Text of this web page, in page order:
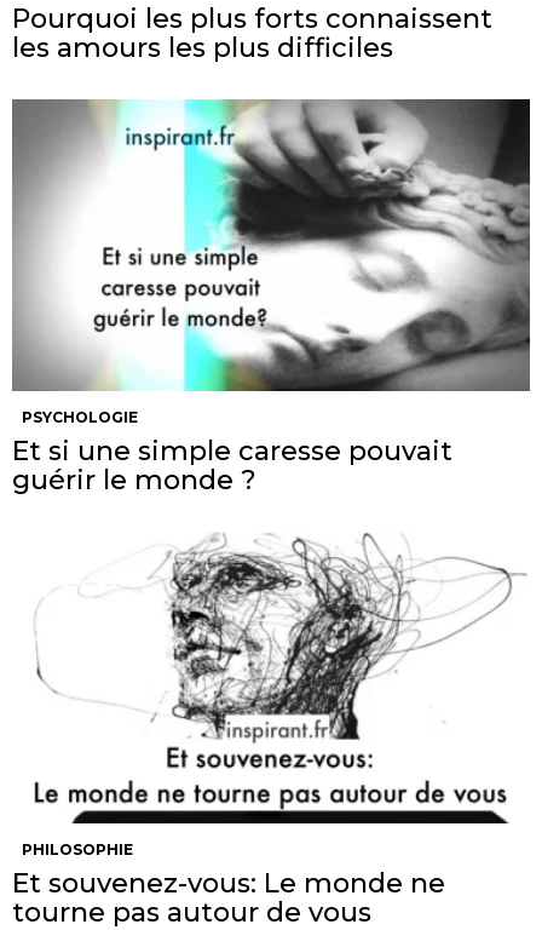
Pourquoi les plus forts connaissent
les amours les plus difficiles
PSYCHOLOGIE
Et si une simple caresse pouvait
guérir le monde ?
PHILOSOPHIE
Et souvenez-vous: Le monde ne
tourne pas autour de vous